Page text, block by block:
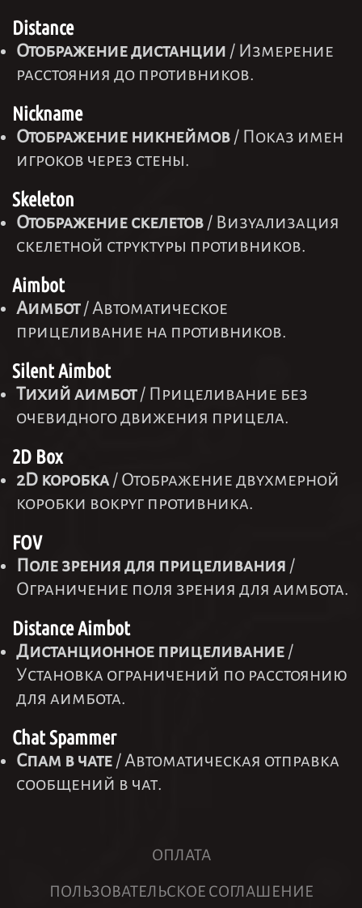
Distance
Отображение дистанции / Измерение
расстояния до противников.
Nickname
Отображение никнеймов / Показ имен
игроков через стены.
Skeleton
Отображение скелетов / Визуализация
скелетной структуры противников.
Aimbot
Аимбот/ Автоматическое
прицеливание на противников.
Silent Aimbot
Тихий аимбот/ Прицеливание без
очевидного движения прицела.
2D Box
2D коробка/ Отображение двухмерной
коробки вокруг противника.
FOV
Поле зрения для прицеливания /
Ограничение поля зрения для аимбота.
Distance Aimbot
Дистанционное прицеливание /
Установка ограничений по расстоянию
для аимбота.
Chat Spammer
Спам в чате / Автоматическая отправка
сообщений в чат.
ОПЛАТА
ПОЛЬЗОВАТЕЛЬСКОЕ СОГЛАШЕНИЕ